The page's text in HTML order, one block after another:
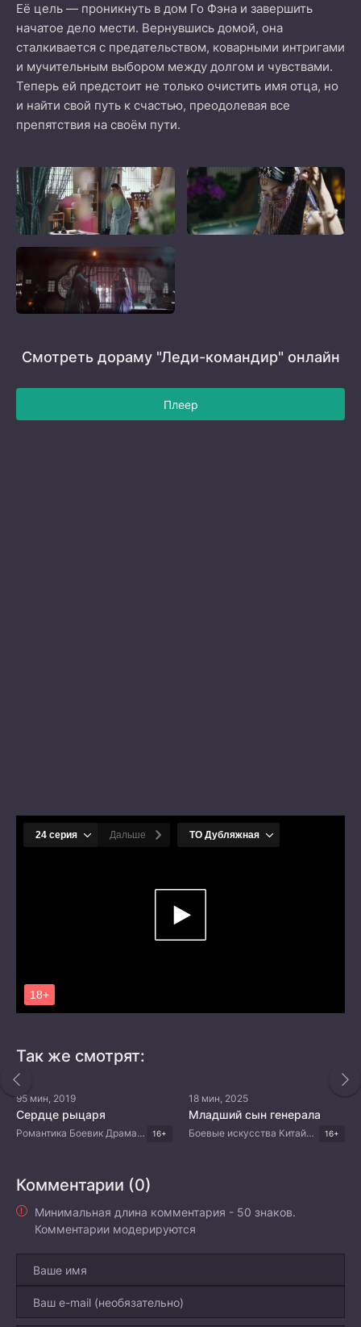
Её цель — проникнуть в дом Го Фэна и завершить
начатое дело мести. Вернувшись домой, она
сталкивается с предательством, коварными интригами
и мучительным выбором между долгом и чувствами.
Теперь ей предстоит не только очистить имя отца, но
и найти свой путь к счастью, преодолевая все
препятствия на своём пути.
Смотреть дораму "Леди-командир" онлайн
Плеер
Так же смотрят:
95 мин, 2019
Сердце рыцаря
Романтика Боевик Драма Тайские дорамы 16+
18 мин, 2025
Младший сын генерала
Боевые искусства Китайские дорамы Дорамы 2025 16+
Комментарии (0)
Минимальная длина комментария - 50 знаков.
Комментарии модерируются